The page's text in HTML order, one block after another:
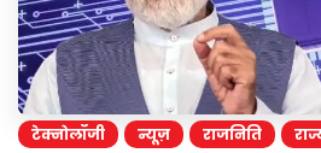
टेक्नोलॉजी न्यूज़ राजनिति